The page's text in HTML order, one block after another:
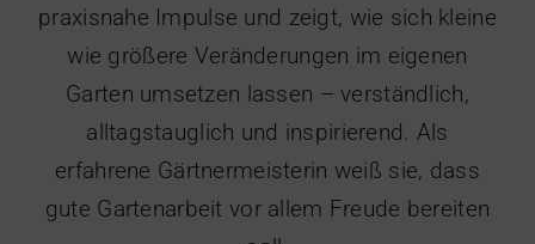
praxisnahe Impulse und zeigt, wie sich kleine
wie größere Veränderungen im eigenen
Garten umsetzen lassen – verständlich,
alltagstauglich und inspirierend. Als
erfahrene Gärtnermeisterin weiß sie, dass
gute Gartenarbeit vor allem Freude bereiten